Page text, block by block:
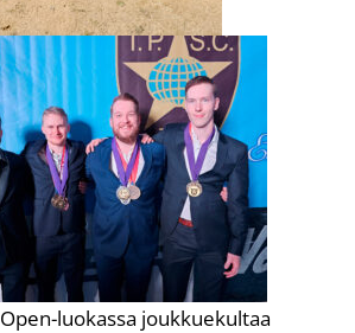
luokassa joukkuekultaa